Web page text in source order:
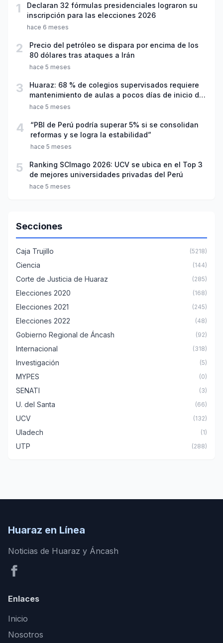
1
Declaran 32 fórmulas presidenciales lograron su
inscripción para las elecciones 2026
hace 6 meses
2
Precio del petróleo se dispara por encima de los
80 dólares tras ataques a Irán
hace 5 meses
3
Huaraz: 68 % de colegios supervisados requiere
mantenimiento de aulas a pocos días de inicio del
año escolar 2026
hace 5 meses
4
“PBI de Perú podría superar 5% si se consolidan
reformas y se logra la estabilidad”
hace 5 meses
5
Ranking SCImago 2026: UCV se ubica en el Top 3
de mejores universidades privadas del Perú
hace 5 meses
Secciones
Caja Trujillo (5218)
Ciencia (144)
Corte de Justicia de Huaraz (285)
Elecciones 2020 (168)
Elecciones 2021 (245)
Elecciones 2022 (48)
Gobierno Regional de Áncash (92)
Internacional (318)
Investigación (5)
MYPES (0)
SENATI (3)
U. del Santa (66)
UCV (132)
Uladech (1)
UTP (288)
Huaraz en Línea
Noticias de Huaraz y Áncash
Enlaces
Inicio
Nosotros